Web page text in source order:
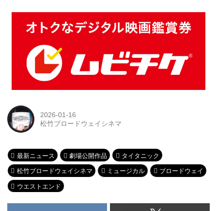
ら沈没までを描き、船の設計者トーマ
ス・アンドリューズ、船長エドワード・
スミス、船主J・ブルース・イズメイを中
が、氷山との衝突によって運命が大きく
変わってしまう…。
2026-01-16
松竹ブロードウェイシネマ
最新ニュース 劇場公開作品 タイタニック
松竹ブロードウェイシネマ ミュージカル ブロードウェイ
ウエストエンド